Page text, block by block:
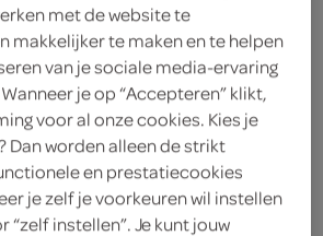
uit spuitbus
met de website te
makkelijker te maken en te helpen
van je sociale media-ervaring
je op “Accepteren” klikt,
voor al onze cookies. Kies je
Dan worden alleen de strikt
en prestatiecookies
je zelf je voorkeuren wil instellen
“zelf instellen”. Je kunt jouw